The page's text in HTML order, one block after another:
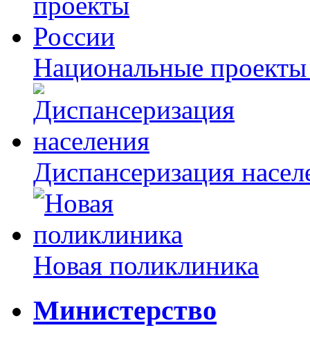
Национальные
Диспансеризация
Новая поликлиника
Министерство